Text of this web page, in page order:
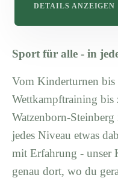
DETAILS ANZEIGEN
Sport für alle - in
Vom Kinderturnen
Wettkampftraining
Watzenborn-
jedes Niveau etwas
mit Erfahrung - unser
genau dort, wo du